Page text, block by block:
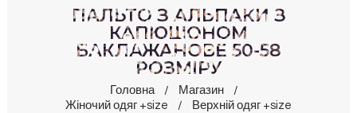
ПАЛЬТО З АЛЬПАКИ З
КАПЮШОНОМ
БАКЛАЖАНОВЕ 50-58
РОЗМІРУ
Головна
Магазин
Жіночий одяг +size
Верхній одяг +size
ПРО НАС
БЛОГ
КОНТАКТИ
КАБІНЕТ